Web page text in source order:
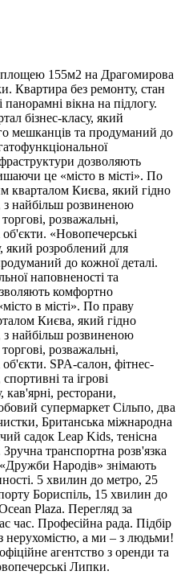
155м2 на Драгомирова
Квартира без ремонту, стан
панорамні вікна на підлогу.
бізнес-класу, який
мешканців та продуманий до
дозволяють
це «місто в місті». По
кварталом Києва, який гідно
найбільш розвиненою
розважальні,
об'єкти. «Новопечерські
який розроблений для
до кожної деталі.
наповненості та
комфортно
в місті». По праву
Києва, який гідно
найбільш розвиненою
розважальні,
об'єкти. SPA-салон, фітнес-
та ігрові
ресторани,
супермаркет Сільпо, два
Британська міжнародна
садок Leap Kids, тенісна
транспортна розв'язка
«Дружби Народів» знімають
5 хвилин до метро, ​​25
Бориспіль, 15 хвилин до
Plaza. Перегляд за
час. Професійна рада. Підбір
нерухомістю, а ми – з людьми!
агентство з оренди та
Липки.